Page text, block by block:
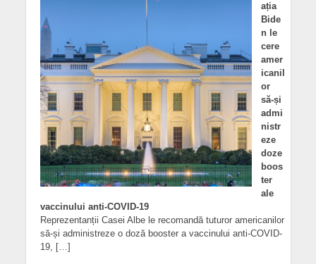
ația
Bide
n le
cere
amer
icanil
or
să-și
admi
nistr
eze
doze
boos
ter
ale
vaccinului anti-COVID-19
Reprezentanții Casei Albe le recomandă tuturor americanilor
să-și administreze o doză booster a vaccinului anti-COVID-
19, […]